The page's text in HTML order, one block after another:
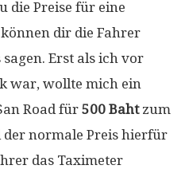
die Preise für eine
dir die Fahrer
Erst als ich vor
war, wollte mich ein
Road für 500 Bahtzum
normale Preis hierfür
das Taximeter